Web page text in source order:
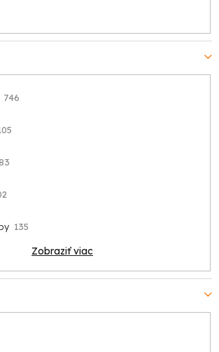
746
135
Zobraziť viac